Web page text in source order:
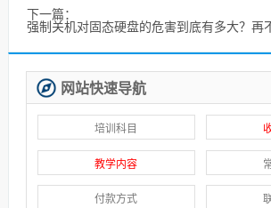
下一篇：
强制关机对固态硬盘的危害到底有多大？再
网站快速导航
培训科目
教学内容
付款方式